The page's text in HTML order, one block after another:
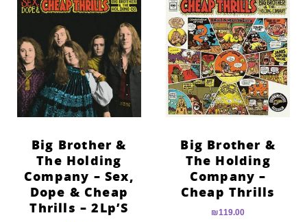
format_underlined הוסף קו תחתון לקישורים
font_download סמן קישורים
לאפס
את
כל
האפשרויות
cached
Big Brother &
The Holding
Company –
Cheap Thrills
₪119.00
Big Brother &
The Holding
Company – Sex,
Dope & Cheap
Thrills – 2Lp’S